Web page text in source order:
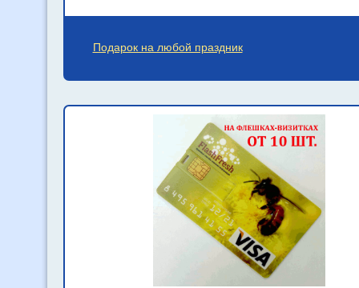
Подарок на любой праздник